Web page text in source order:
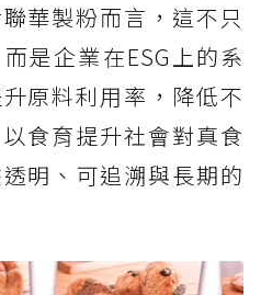
華製粉而言，這不只
是企業在ESG上的系
原料利用率，降低不
食育提升社會對真食
明、可追溯與長期的